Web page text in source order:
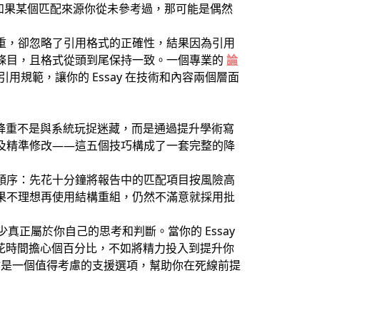
某個匹配來源你從未參考過，那可能是偶然
卻忽略了引用格式的正確性，結果因為引用
目，且格式從頭到尾保持一致。一個專業的論
用規範，讓你的 Essay 在技術和內容兩個層面
不是與系統玩捉迷藏，而是通過提升學術寫
精準修改——這五個技巧構成了一套完整的降
：先花十分鐘將報告中的匹配項目按風險高
理想再使用結構重組，仍然不滿意就採用批
正屬於你自己的思考和判斷。當你的 Essay
間擔心個百分比，不如將精力投入到提升你
一個值得考慮的支援選項，幫助你在死線前提